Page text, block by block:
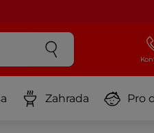
Zahrada Pro